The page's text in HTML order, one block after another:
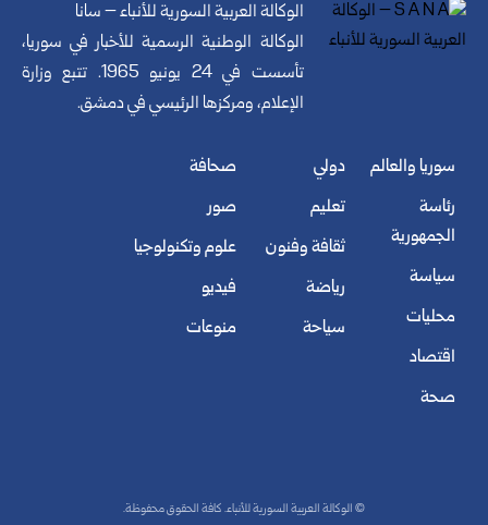
الوكالة العربية السورية للأنباء – سانا
الوكالة الوطنية الرسمية للأخبار في سوريا،
تأسست في 24 يونيو 1965. تتبع وزارة
الإعلام، ومركزها الرئيسي في دمشق.
سوريا والعالم
رئاسة
الجمهورية
سياسة
محليات
اقتصاد
صحة
دولي
تعليم
ثقافة وفنون
رياضة
سياحة
صحافة
صور
علوم وتكنولوجيا
فيديو
منوعات
© الوكالة العربية السورية للأنباء. كافة الحقوق محفوظة.